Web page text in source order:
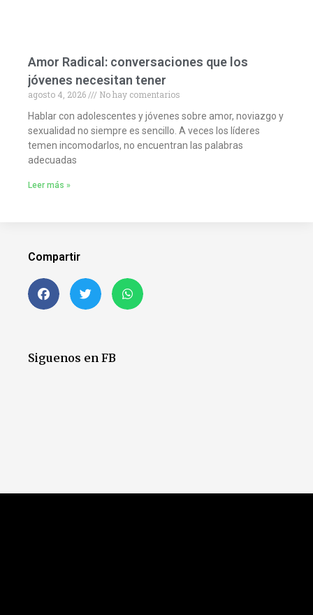
Amor Radical: conversaciones que los
jóvenes necesitan tener
agosto 4, 2026
No hay comentarios
Hablar con adolescentes y jóvenes sobre amor, noviazgo y
sexualidad no siempre es sencillo. A veces los líderes
temen incomodarlos, no encuentran las palabras
adecuadas
Leer más »
Compartir
Siguenos en FB